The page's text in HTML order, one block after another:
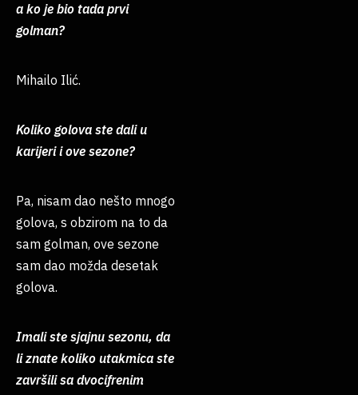
a ko je bio tada prvi
golman?
Mihailo Ilić.
Koliko golova ste dali u
karijeri i ove sezone?
Pa, nisam dao nešto mnogo
golova, s obzirom na to da
sam golman, ove sezone
sam dao možda desetak
golova.
Imali ste sjajnu sezonu, da
li znate koliko utakmica ste
završili sa dvocifrenim